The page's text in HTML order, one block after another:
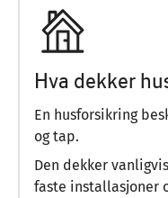
Hva dekker
En husforsikring
og tap.
Den dekker
faste installasjoner